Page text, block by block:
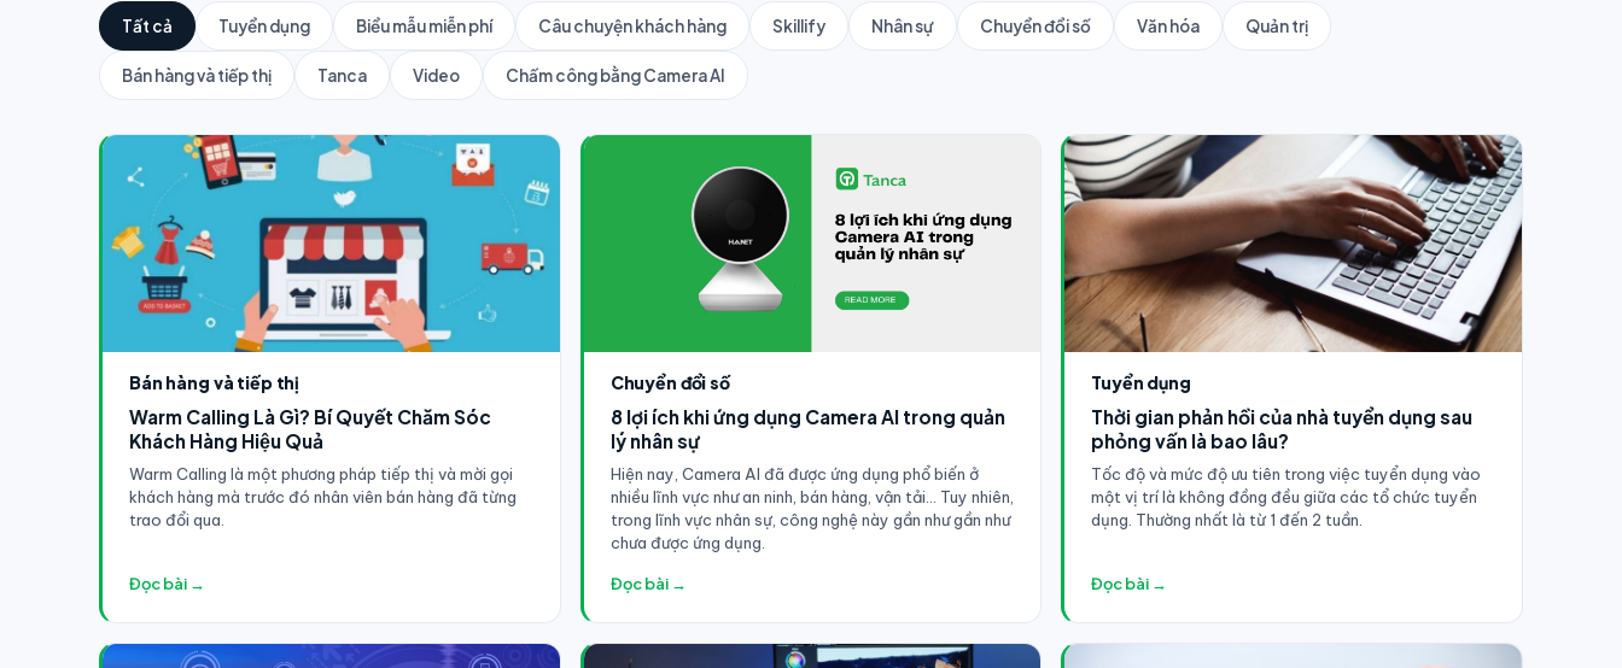
Tất cả Tuyển dụng Biểu mẫu miễn phí Câu chuyện khách hàng Skillify Nhân sự Chuyển đổi số Văn hóa Quản trị
Bán hàng và tiếp thị Tanca Video Chấm công bằng Camera AI
Bán hàng và tiếp thị
Warm Calling Là Gì? Bí Quyết Chăm Sóc
Khách Hàng Hiệu Quả
Warm Calling là một phương pháp tiếp thị và mời gọi
khách hàng mà trước đó nhân viên bán hàng đã từng
trao đổi qua.
Đọc bài →
Chuyển đổi số
8 lợi ích khi ứng dụng Camera AI trong quản
lý nhân sự
Hiện nay, Camera AI đã được ứng dụng phổ biến ở
nhiều lĩnh vực như an ninh, bán hàng, vận tải... Tuy nhiên,
trong lĩnh vực nhân sự, công nghệ này gần như gần như
chưa được ứng dụng.
Đọc bài →
Tuyển dụng
Thời gian phản hồi của nhà tuyển dụng sau
phỏng vấn là bao lâu?
Tốc độ và mức độ ưu tiên trong việc tuyển dụng vào
một vị trí là không đồng đều giữa các tổ chức tuyển
dụng. Thường nhất là từ 1 đến 2 tuần.
Đọc bài →